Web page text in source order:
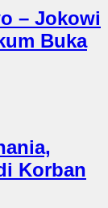
– Jokowi
Buka
Korban